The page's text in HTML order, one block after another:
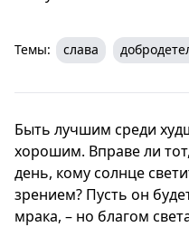
Темы: слава
Быть лучшим среди
хорошим. Вправе ли
день, кому солнце
зрением? Пусть он
мрака, – но благом